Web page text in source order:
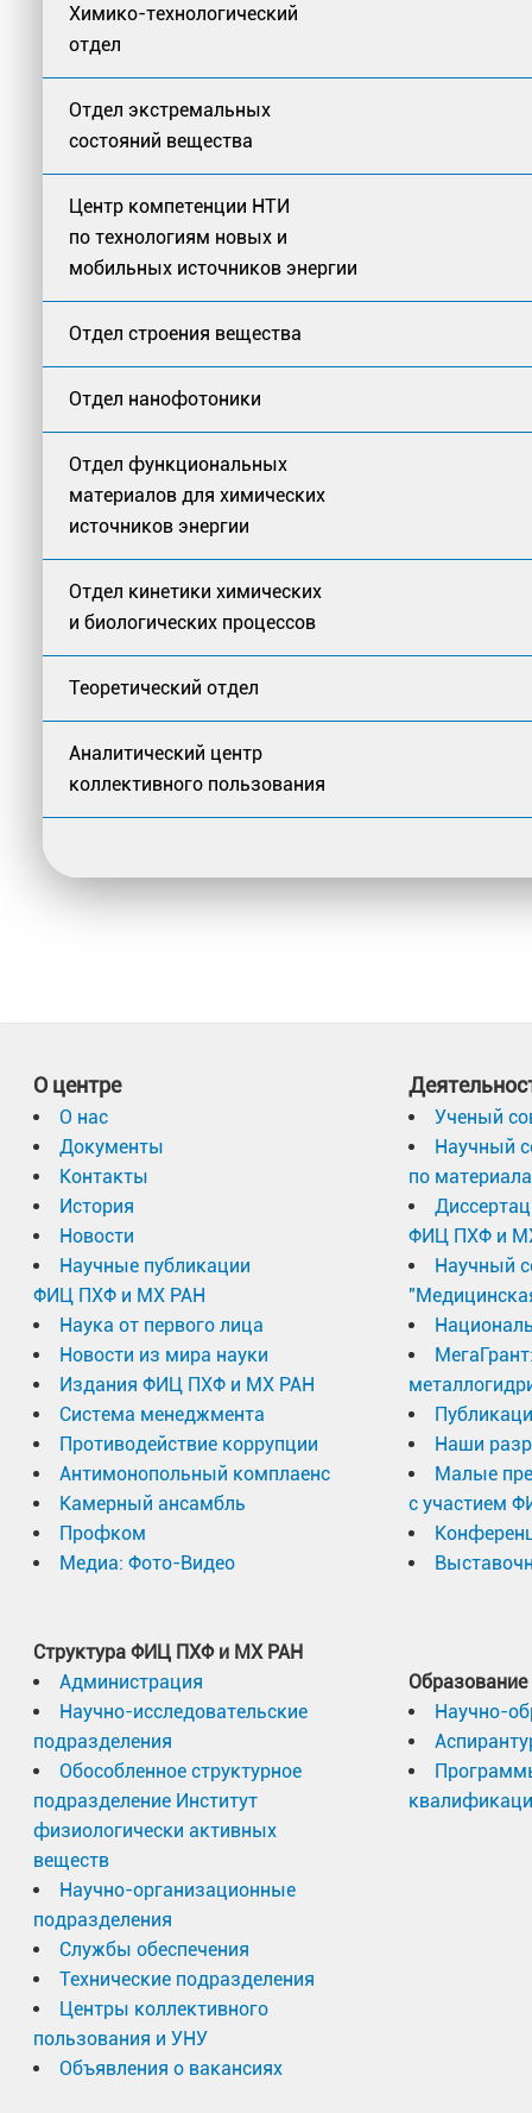
Химико-технологический
отдел
Отдел экстремальных
состояний вещества
Центр компетенции НТИ
по технологиям новых и
мобильных источников энергии
Отдел строения вещества
Отдел нанофотоники
Отдел функциональных
материалов для химических
источников энергии
Отдел кинетики химических
и биологических процессов
Теоретический отдел
Аналитический центр
коллективного пользования
О центре
О нас
Документы
Контакты
История
Новости
Научные публикации
ФИЦ ПХФ и МХ РАН
Наука от первого лица
Новости из мира науки
Издания ФИЦ ПХФ и МХ РАН
Система менеджмента
Противодействие коррупции
Антимонопольный комплаенс
Камерный ансамбль
Профком
Медиа: Фото-Видео
Структура ФИЦ ПХФ и МХ РАН
Администрация
Научно-исследовательские
подразделения
Обособленное структурное
подразделение Институт
физиологически активных
веществ
Научно-организационные
подразделения
Службы обеспечения
Технические подразделения
Центры коллективного
пользования и УНУ
Объявления о вакансиях
Ученый
Научный
по
ФИЦ ПХФ и
Научный
Наши
Малые
с участием
Образование
Научно-